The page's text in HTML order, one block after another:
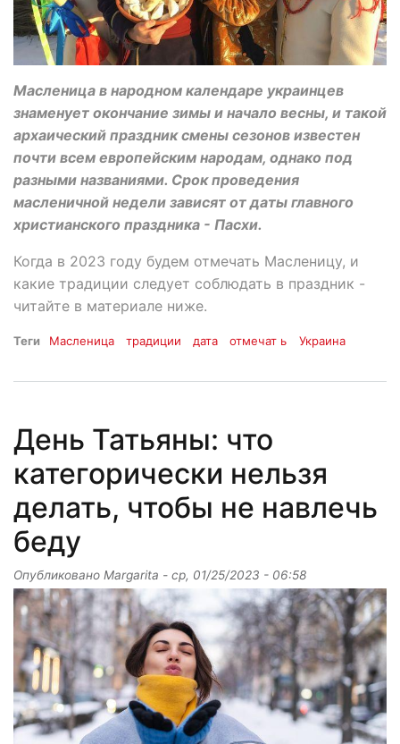
Масленица в народном календаре украинцев
знаменует окончание зимы и начало весны, и такой
архаический праздник смены сезонов известен
почти всем европейским народам, однако под
разными названиями. Срок проведения
масленичной недели зависят от даты главного
христианского праздника - Пасхи.
Когда в 2023 году будем отмечать Масленицу, и
какие традиции следует соблюдать в праздник -
читайте в материале ниже.
Теги Масленица традиции дата отмечат ь Украина
День Татьяны: что
категорически нельзя
делать, чтобы не навлечь
беду
Опубликовано Margarita - ср, 01/25/2023 - 06:58